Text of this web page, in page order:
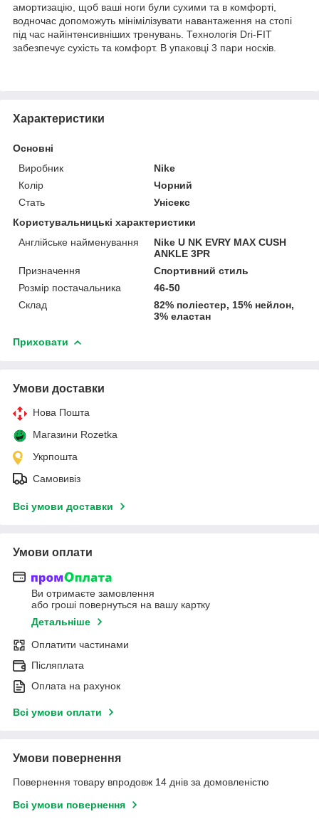
амортизацію, щоб ваші ноги були сухими та в комфорті,
водночас допоможуть мінімілізувати навантаження на стопі
під час найінтенсивніших тренувань. Технологія Dri-FIT
забезпечує сухість та комфорт. В упаковці 3 пари носків.
Характеристики
Основні
Виробник
Nike
Колір
Чорний
Стать
Унісекс
Користувальницькі характеристики
Англійське найменування
Nike U NK EVRY MAX CUSH
ANKLE 3PR
Призначення
Спортивний стиль
Розмір постачальника
46-50
Склад
82% поліестер, 15% нейлон,
3% еластан
Приховати
Умови доставки
Нова Пошта
Магазини Rozetka
Укрпошта
Самовивіз
Всі умови доставки
Умови оплати
Ви отримаєте замовлення
або гроші повернуться на вашу картку
Детальніше
Оплатити частинами
Післяплата
Оплата на рахунок
Всі умови оплати
Умови повернення
Повернення товару впродовж 14 днів за домовленістю
Всі умови повернення